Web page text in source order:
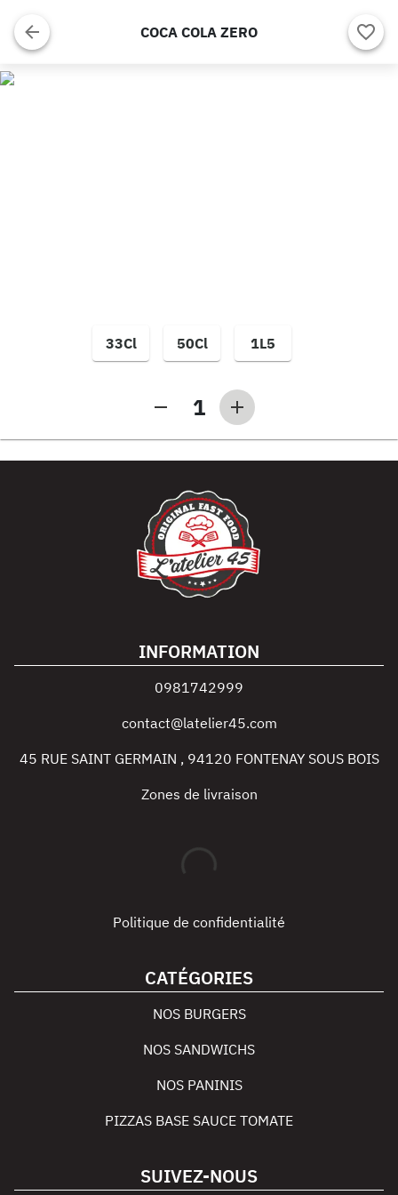
COCA COLA ZERO
33Cl 50Cl 1L5
1
INFORMATION
0981742999
contact@latelier45.com
45 RUE SAINT GERMAIN , 94120 FONTENAY SOUS BOIS
Zones de livraison
Politique de confidentialité
CATÉGORIES
NOS BURGERS
NOS SANDWICHS
NOS PANINIS
PIZZAS BASE SAUCE TOMATE
SUIVEZ-NOUS